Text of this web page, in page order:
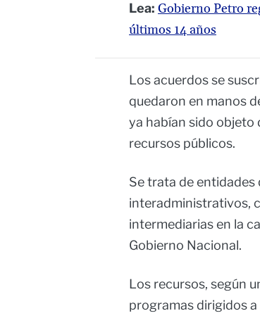
Lea: Gobierno Petro
últimos 14 años
Los acuerdos se
quedaron en manos
ya habían sido objeto
recursos públicos.
Se trata de
interadministrativos,
intermediarias en la
Gobierno Nacional.
Los recursos, según
programas dirigidos